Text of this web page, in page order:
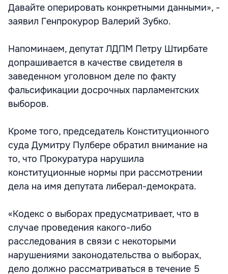
Давайте оперировать конкретными данными», -
заявил Генпрокурор Валерий Зубко.
Напоминаем, депутат ЛДПМ Петру Штирбате
допрашивается в качестве свидетеля в
заведенном уголовном деле по факту
фальсификации досрочных парламентских
выборов.
Кроме того, председатель Конституционного
суда Думитру Пулбере обратил внимание на
то, что Прокуратура нарушила
конституционные нормы при рассмотрении
дела на имя депутата либерал-демократа.
«Кодекс о выборах предусматривает, что в
случае проведения какого-либо
расследования в связи с некоторыми
нарушениями законодательства о выборах,
дело должно рассматриваться в течение 5